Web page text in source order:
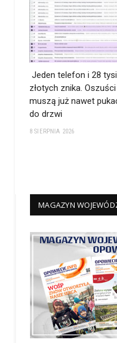
Jeden telefon i 28
złotych znika.
muszą już nawet
do drzwi
8 SIERPNIA 2026
MAGAZYN